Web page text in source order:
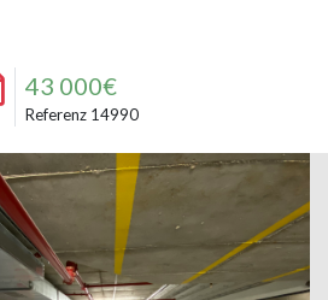
43 000€
Referenz 14990